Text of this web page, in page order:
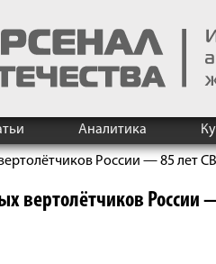
Аналитика
России — 85 лет
вертолётчиков России